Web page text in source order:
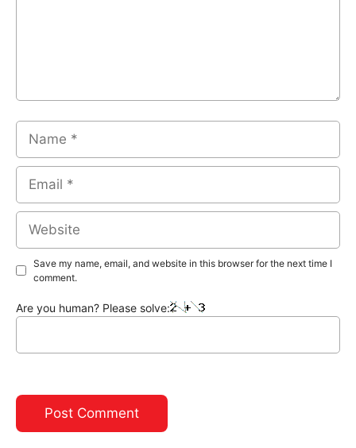
Name
Email
Website
Save my name, email, and website in this browser for the next time I
comment.
Are you human? Please solve: